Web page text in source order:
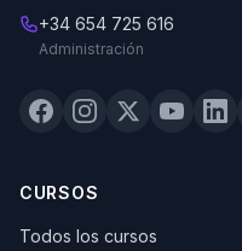
+34 654 725 616
Administración
CURSOS
Todos los cursos